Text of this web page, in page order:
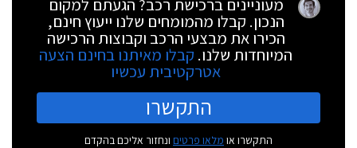
הנכון. קבלו מהמומחים שלנו ייעוץ חינם,
הכירו את מבצעי הרכב וקבוצות הרכישה
המיוחדות שלנו. קבלו מאיתנו בחינם הצעה
אטרקטיבית עכשיו
התקשרו
התקשרו או מלאו פרטים ונחזור אליכם בהקדם